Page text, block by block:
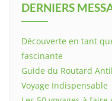
DERNIERS
Découverte en tant
fascinante
Guide du Routard
Voyage Indispensable